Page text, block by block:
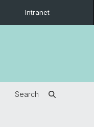
Intranet
Search